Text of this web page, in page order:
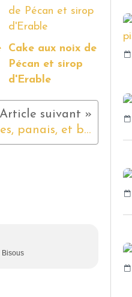
Cake aux noix de
Pécan et sirop
d'Erable
Blé aux carottes, panais, et bacon au cookéo
Bisous